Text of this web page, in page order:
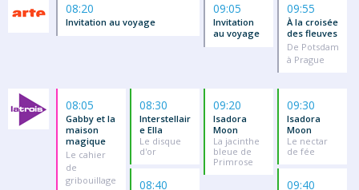
08:20
Invitation au voyage
09:05
Invitation
au voyage
09:55
À la croisée
des fleuves
De Potsdam
à Prague
08:05
Gabby et la
maison
magique
Le cahier
de
gribouillage
08:30
Interstellair
e Ella
Le disque
d'or
08:40
09:20
Isadora
Moon
La jacinthe
bleue de
Primrose
09:30
Isadora
Moon
Le nectar
de fée
09:40